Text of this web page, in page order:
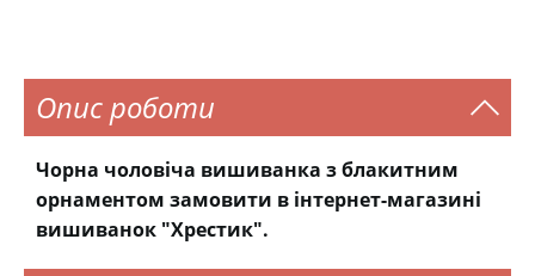
Опис роботи
Чорна чоловіча вишиванка з блакитним
орнаментом замовити в інтернет-магазині
вишиванок "Хрестик".